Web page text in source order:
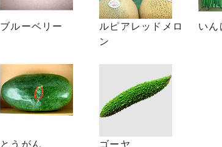
ブルーベリー
ルピアレッドメロ
ン
いん
とうがん ゴーヤ